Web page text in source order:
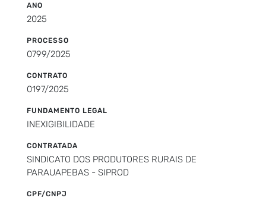
ANO
2025
PROCESSO
0799/2025
CONTRATO
0197/2025
FUNDAMENTO LEGAL
INEXIGIBILIDADE
CONTRATADA
SINDICATO DOS PRODUTORES RURAIS DE
PARAUAPEBAS - SIPROD
CPF/CNPJ